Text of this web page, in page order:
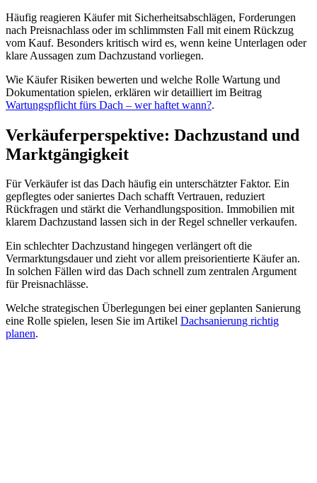
Häufig reagieren Käufer mit Sicherheitsabschlägen, Forderungen
nach Preisnachlass oder im schlimmsten Fall mit einem Rückzug
vom Kauf. Besonders kritisch wird es, wenn keine Unterlagen oder
klare Aussagen zum Dachzustand vorliegen.
Wie Käufer Risiken bewerten und welche Rolle Wartung und
Dokumentation spielen, erklären wir detailliert im Beitrag
Wartungspflicht fürs Dach – wer haftet wann?.
Verkäuferperspektive: Dachzustand und
Marktgängigkeit
Für Verkäufer ist das Dach häufig ein unterschätzter Faktor. Ein
gepflegtes oder saniertes Dach schafft Vertrauen, reduziert
Rückfragen und stärkt die Verhandlungsposition. Immobilien mit
klarem Dachzustand lassen sich in der Regel schneller verkaufen.
Ein schlechter Dachzustand hingegen verlängert oft die
Vermarktungsdauer und zieht vor allem preisorientierte Käufer an.
In solchen Fällen wird das Dach schnell zum zentralen Argument
für Preisnachlässe.
Welche strategischen Überlegungen bei einer geplanten Sanierung
eine Rolle spielen, lesen Sie im Artikel Dachsanierung richtig
planen.